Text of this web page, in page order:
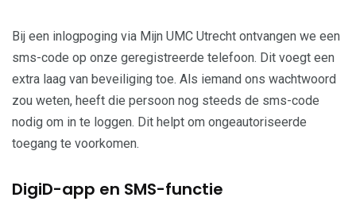
Bij een inlogpoging via Mijn UMC Utrecht ontvangen we een
sms-code op onze geregistreerde telefoon. Dit voegt een
extra laag van beveiliging toe. Als iemand ons wachtwoord
zou weten, heeft die persoon nog steeds de sms-code
nodig om in te loggen. Dit helpt om ongeautoriseerde
toegang te voorkomen.
DigiD-app en SMS-functie